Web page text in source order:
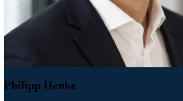
Philipp Henke